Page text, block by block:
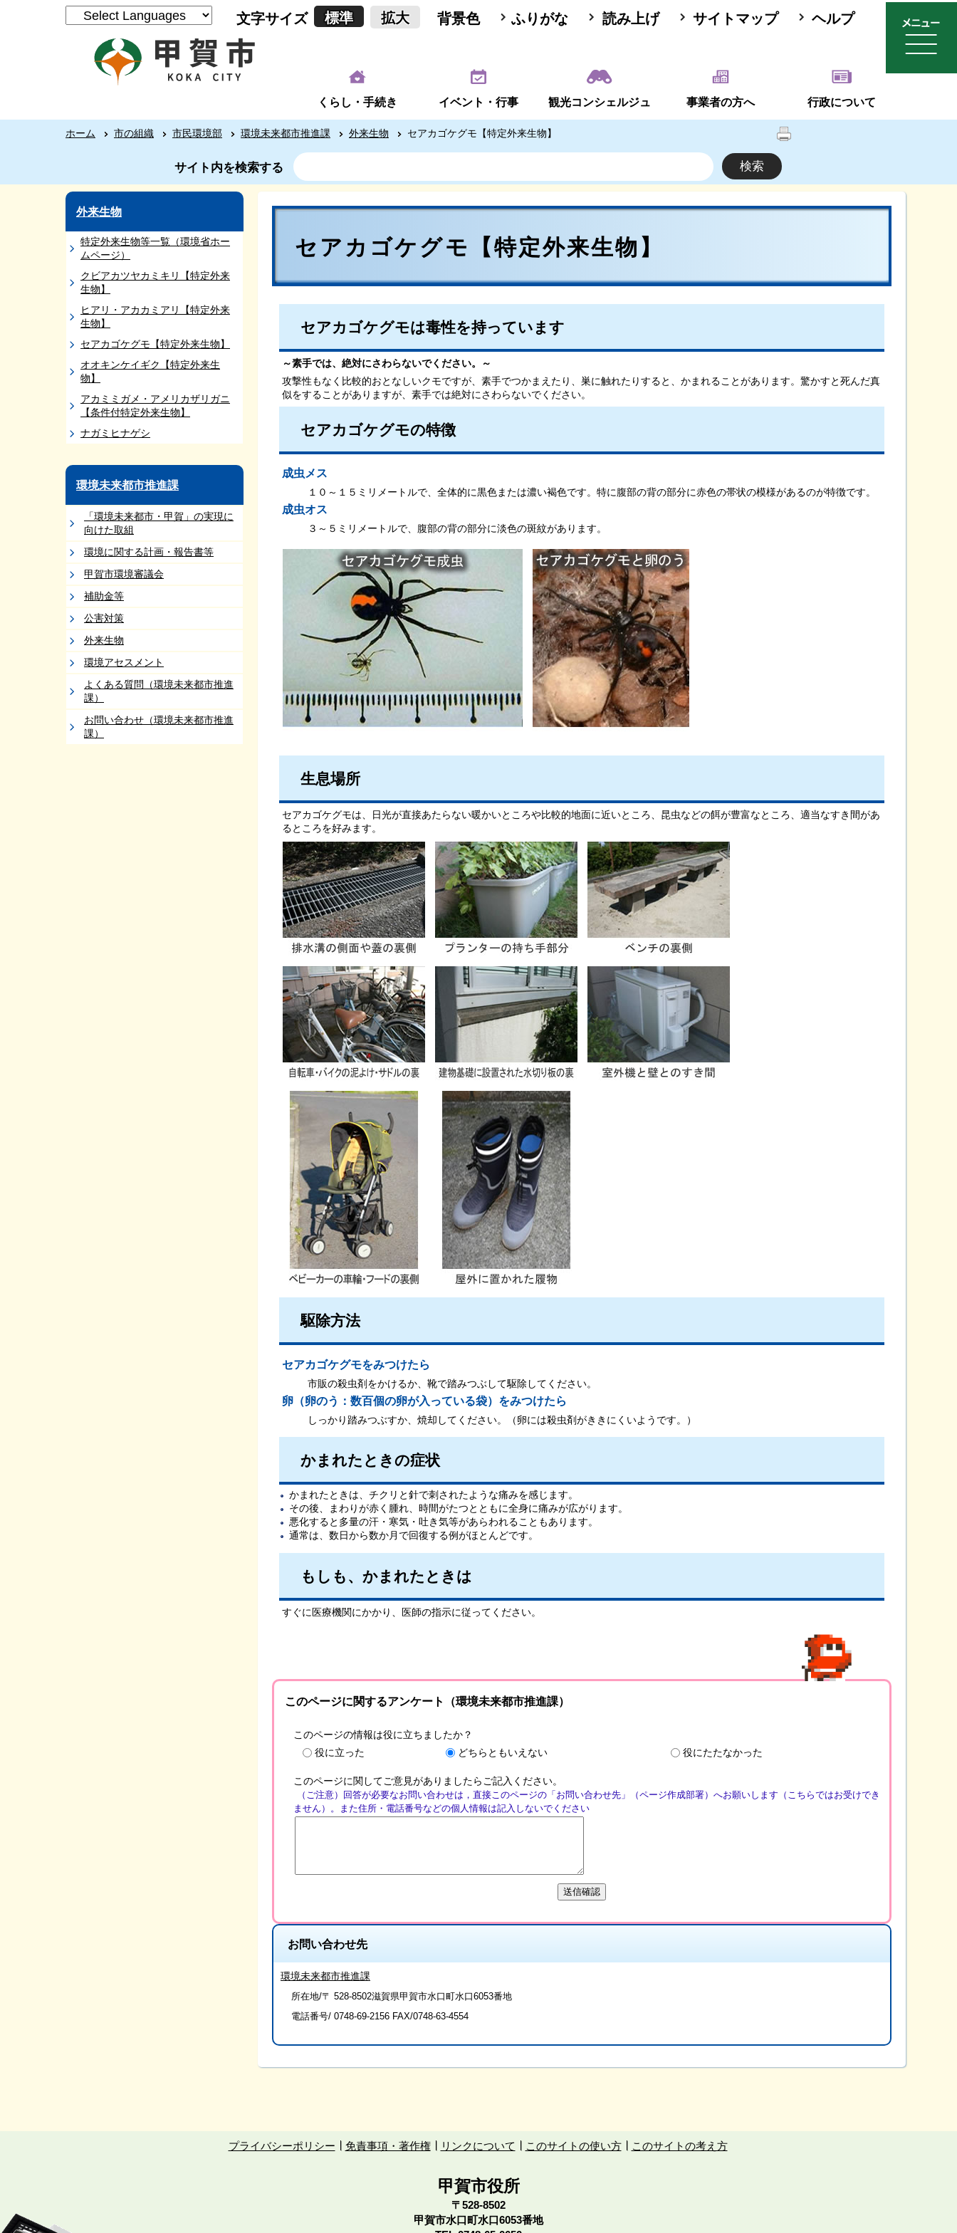
文字サイズ 標準 拡大 背景色 ふりがな 読み上げ サイトマップ ヘルプ
くらし・手続き イベント・行事 観光コンシェルジュ 事業者の方へ 行政について
ホーム 市の組織 市民環境部 環境未来都市推進課 外来生物 セアカゴケグモ【特定外来生物】
サイト内を検索する
外来生物
特定外来生物等一覧（環境省ホー
ムページ）
クビアカツヤカミキリ【特定外来
生物】
ヒアリ・アカカミアリ【特定外来
生物】
セアカゴケグモ【特定外来生物】
オオキンケイギク【特定外来生
物】
アカミミガメ・アメリカザリガニ
【条件付特定外来生物】
ナガミヒナゲシ
環境未来都市推進課
「環境未来都市・甲賀」の実現に
向けた取組
環境に関する計画・報告書等
甲賀市環境審議会
補助金等
公害対策
外来生物
環境アセスメント
よくある質問（環境未来都市推進
課）
お問い合わせ（環境未来都市推進
課）
セアカゴケグモ【特定外来生物】
セアカゴケグモは毒性を持っています
～素手では、絶対にさわらないでください。～
攻撃性もなく比較的おとなしいクモですが、素手でつかまえたり、巣に触れたりすると、かまれることがあります。驚かすと死んだ真
似をすることがありますが、素手では絶対にさわらないでください。
セアカゴケグモの特徴
成虫メス
１０～１５ミリメートルで、全体的に黒色または濃い褐色です。特に腹部の背の部分に赤色の帯状の模様があるのが特徴です。
成虫オス
３～５ミリメートルで、腹部の背の部分に淡色の斑紋があります。
生息場所
セアカゴケグモは、日光が直接あたらない暖かいところや比較的地面に近いところ、昆虫などの餌が豊富なところ、適当なすき間があ
るところを好みます。
駆除方法
セアカゴケグモをみつけたら
市販の殺虫剤をかけるか、靴で踏みつぶして駆除してください。
卵（卵のう：数百個の卵が入っている袋）をみつけたら
しっかり踏みつぶすか、焼却してください。（卵には殺虫剤がききにくいようです。）
かまれたときの症状
かまれたときは、チクリと針で刺されたような痛みを感じます。
その後、まわりが赤く腫れ、時間がたつとともに全身に痛みが広がります。
悪化すると多量の汗・寒気・吐き気等があらわれることもあります。
通常は、数日から数か月で回復する例がほとんどです。
もしも、かまれたときは
すぐに医療機関にかかり、医師の指示に従ってください。
このページに関するアンケート（環境未来都市推進課）
このページの情報は役に立ちましたか？
役に立った
どちらともいえない 役にたたなかった
このページに関してご意見がありましたらご記入ください。
（ご注意）回答が必要なお問い合わせは，直接このページの「お問い合わせ先」（ページ作成部署）へお願いします（こちらではお受けでき
ません）。また住所・電話番号などの個人情報は記入しないでください
お問い合わせ先
環境未来都市推進課
所在地/〒 528-8502滋賀県甲賀市水口町水口6053番地
電話番号/ 0748-69-2156 FAX/0748-63-4554
プライバシーポリシー 免責事項・著作権 リンクについて このサイトの使い方 このサイトの考え方
甲賀市役所
〒528-8502
甲賀市水口町水口6053番地